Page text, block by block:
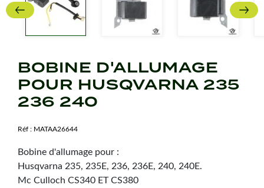
BOBINE D'ALLUMAGE
POUR HUSQVARNA 235
236 240
Réf : MATAA26644
Bobine d'allumage pour :
Husqvarna 235, 235E, 236, 236E, 240, 240E.
Mc Culloch CS340 ET CS380